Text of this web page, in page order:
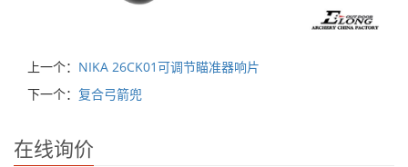
上一个： NIKA 26CK01可调节瞄准器响片
下一个： 复合弓箭兜
在线询价